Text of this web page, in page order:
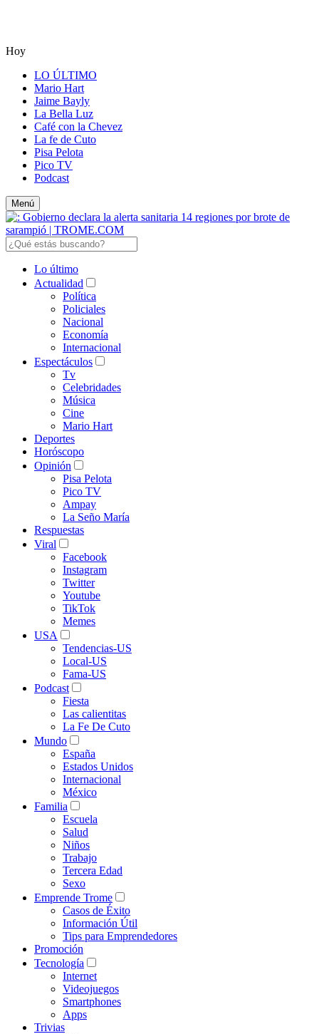
Hoy
LO ÚLTIMO
Mario Hart
Jaime Bayly
La Bella Luz
Café con la Chevez
La fe de Cuto
Pisa Pelota
Pico TV
Podcast
Menú
Lo último
Actualidad
Política
Policiales
Nacional
Economía
Internacional
Espectáculos
Tv
Celebridades
Música
Cine
Mario Hart
Deportes
Horóscopo
Opinión
Pisa Pelota
Pico TV
Ampay
La Seño María
Respuestas
Viral
Facebook
Instagram
Twitter
Youtube
TikTok
Memes
USA
Tendencias-US
Local-US
Fama-US
Podcast
Fiesta
Las calientitas
La Fe De Cuto
Mundo
España
Estados Unidos
Internacional
México
Familia
Escuela
Salud
Niños
Trabajo
Tercera Edad
Sexo
Emprende Trome
Casos de Éxito
Información Útil
Tips para Emprendedores
Promoción
Tecnología
Internet
Videojuegos
Smartphones
Apps
Trivias